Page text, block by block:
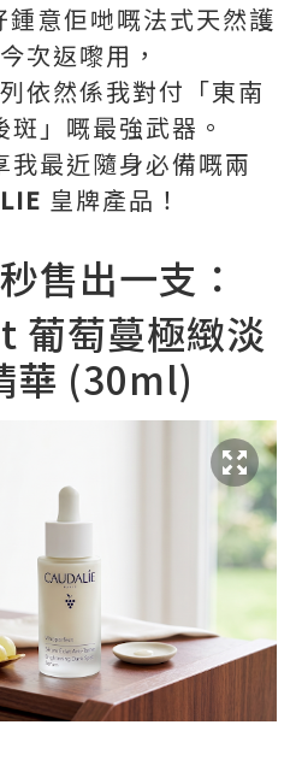
意佢哋嘅法式天然護
次返嚟用，
依然係我對付「東南
」嘅最強武器。
我最近隨身必備嘅兩
皇牌產品！
售出一支：
萄蔓極緻淡
華 (30ml)